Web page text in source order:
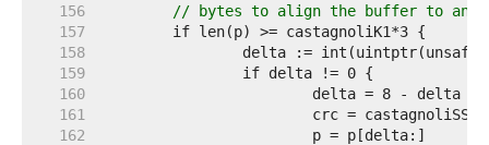
   156
// bytes to align the buffer to an 8
   157
   158
   159
   160
   161
   162